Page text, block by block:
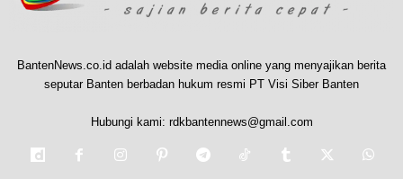
BantenNews.co.id adalah website media online yang menyajikan berita
seputar Banten berbadan hukum resmi PT Visi Siber Banten
Hubungi kami: rdkbantennews@gmail.com